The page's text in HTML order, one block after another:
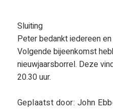
Sluiting
Peter bedankt iedereen
Volgende bijeenkomst
nieuwjaarsborrel. Deze
20.30 uur.
Geplaatst door: John